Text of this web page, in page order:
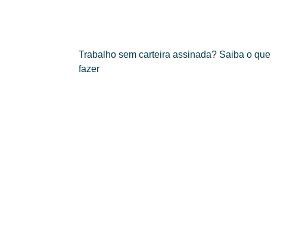
Trabalho sem carteira assinada? Saiba o que
fazer